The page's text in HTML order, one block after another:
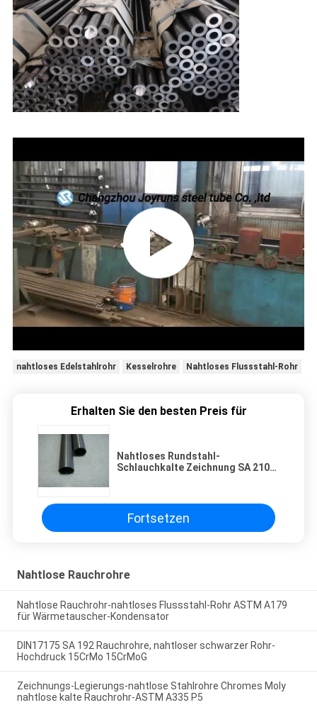
nahtloses Edelstahlrohr Kesselrohre Nahtloses Flussstahl-Rohr
Erhalten Sie den besten Preis für
Nahtloses Rundstahl-
Schlauchkalte Zeichnung SA 210
Fortsetzen
Nahtlose Rauchrohre
Nahtlose Rauchrohr-nahtloses Flussstahl-Rohr ASTM A179
für Wärmetauscher-Kondensator
DIN17175 SA 192 Rauchrohre, nahtloser schwarzer Rohr-
Hochdruck 15CrMo 15CrMoG
Zeichnungs-Legierungs-nahtlose Stahlrohre Chromes Moly
nahtlose kalte Rauchrohr-ASTM A335 P5